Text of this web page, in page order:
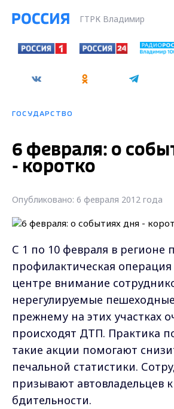
ГТРК Владимир
ГОСУДАРСТВО
6 февраля: о
- коротко
Опубликовано: 6 февраля 2012 года
С 1 по 10 февраля в регионе
профилактическая
центре внимание
нерегулируемые
прежнему на этих участках
происходят ДТП. Практика
такие акции помогают
печальной статистики.
призывают автовладельцев
бдительности.